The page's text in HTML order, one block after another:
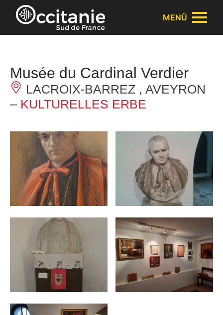
Cookie-Einstellungen
MENÜ
Musée du Cardinal Verdier
LACROIX-BARREZ , AVEYRON
– KULTURELLES ERBE